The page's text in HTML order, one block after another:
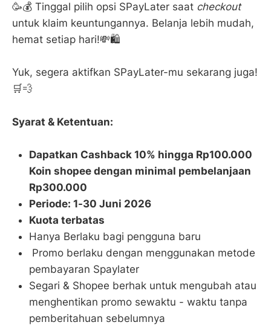
🥳💰 Tinggal pilih opsi SPayLater saat checkout
untuk klaim keuntungannya. Belanja lebih mudah,
hemat setiap hari!💸🛍️
Yuk, segera aktifkan SPayLater-mu sekarang juga!
🛒💨
Syarat & Ketentuan:
Dapatkan Cashback 10% hingga Rp100.000
Koin shopee dengan minimal pembelanjaan
Rp300.000
Periode: 1-30 Juni 2026
Kuota terbatas
Hanya Berlaku bagi pengguna baru
Promo berlaku dengan menggunakan metode
pembayaran Spaylater
Segari & Shopee berhak untuk mengubah atau
menghentikan promo sewaktu - waktu tanpa
pemberitahuan sebelumnya